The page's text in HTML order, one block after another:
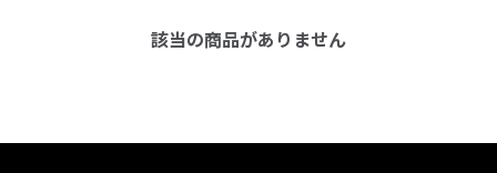
該当の商品がありません